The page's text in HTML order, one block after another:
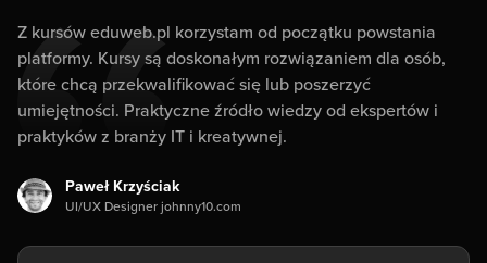
Z kursów eduweb.pl korzystam od początku powstania
platformy. Kursy są doskonałym rozwiązaniem dla osób,
które chcą przekwalifikować się lub poszerzyć
umiejętności. Praktyczne źródło wiedzy od ekspertów i
praktyków z branży IT i kreatywnej.
Paweł Krzyściak
UI/UX Designer johnny10.com